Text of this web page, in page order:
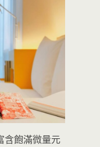
含飽滿微量元